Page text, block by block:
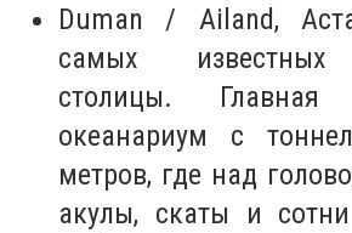
Duman / Ailand,
самых известных
столицы.
океанариум с
метров, где над
акулы, скаты и сотни